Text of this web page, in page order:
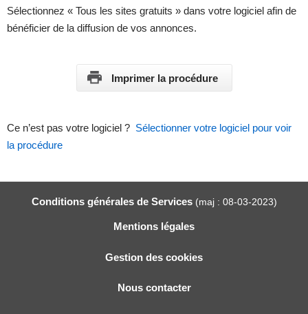
Sélectionnez « Tous les sites gratuits » dans votre logiciel afin de
bénéficier de la diffusion de vos annonces.
Imprimer la procédure
Ce n’est pas votre logiciel ? Sélectionner votre logiciel pour voir
la procédure
Conditions générales de Services(maj : 08-03-2023)
Mentions légales
Gestion des cookies
Nous contacter